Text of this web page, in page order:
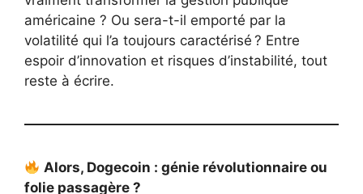
américaine ? Ou sera-t-il emporté par la
volatilité qui l’a toujours caractérisé ? Entre
espoir d’innovation et risques d’instabilité, tout
reste à écrire.
Alors, Dogecoin : génie révolutionnaire ou
folie passagère ?